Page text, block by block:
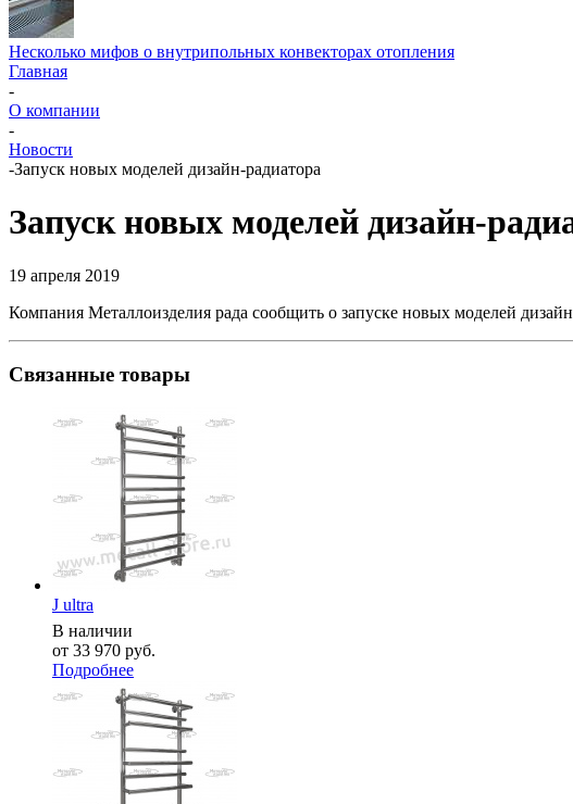
Несколько мифов о внутрипольных конвекторах отопления
Главная
-
О компании
-
Новости
-Запуск новых моделей дизайн-радиатора
Запуск новых моделей дизайн-
19 апреля 2019
Компания Металлоизделия рада сообщить о запуске новых моделей
Связанные товары
J ultra
В наличии
от 33 970 руб.
Подробнее